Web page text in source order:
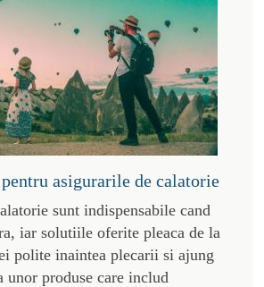
asigurarile de calatorie
sunt indispensabile cand
iar solutiile oferite pleaca de la
polite inaintea plecarii si ajung
unor produse care includ